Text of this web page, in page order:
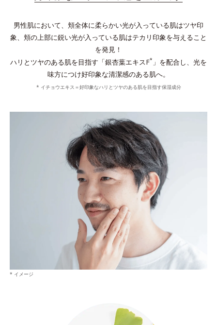
男性肌において、頬全体に柔らかい光が入っている肌はツヤ印
象、頬の上部に鋭い光が入っている肌はテカリ印象を与えること
を発見！
ハリとツヤのある肌を目指す「銀杏葉エキスF* 」を配合し、光を
味方につけ好印象な清潔感のある肌へ。
* イチョウエキス＝好印象なハリとツヤのある肌を目指す保湿成分
* イメージ